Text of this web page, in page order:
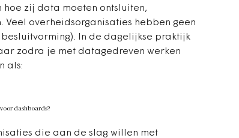
zij data moeten ontsluiten,
overheidsorganisaties hebben geen
In de dagelijkse praktijk
zodra je met datagedreven werken
als:
dashboards?
die aan de slag willen met